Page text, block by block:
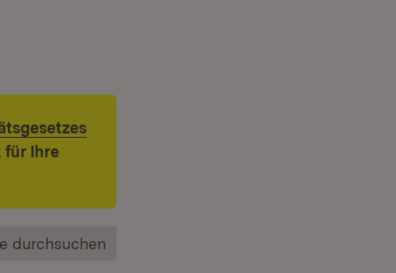
für Ihre
durchsuchen